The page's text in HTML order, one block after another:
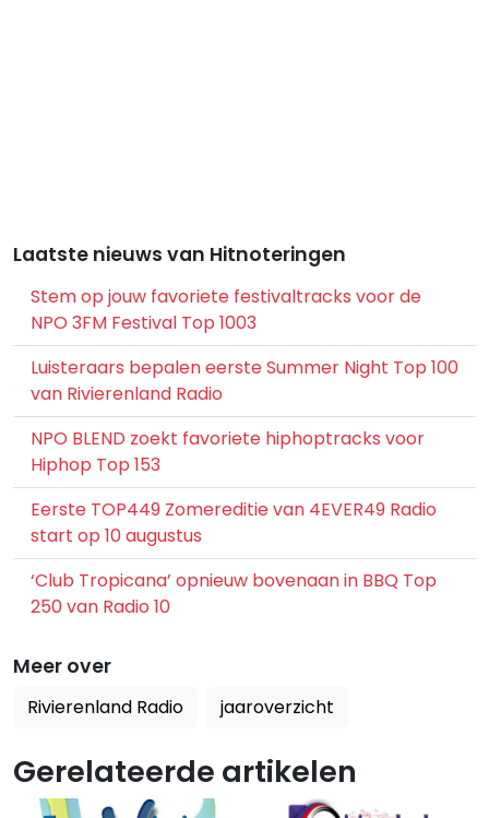
Laatste nieuws van Hitnoteringen
Stem op jouw favoriete festivaltracks voor de
NPO 3FM Festival Top 1003
Luisteraars bepalen eerste Summer Night Top 100
van Rivierenland Radio
NPO BLEND zoekt favoriete hiphoptracks voor
Hiphop Top 153
Eerste TOP449 Zomereditie van 4EVER49 Radio
start op 10 augustus
‘Club Tropicana’ opnieuw bovenaan in BBQ Top
250 van Radio 10
Meer over
Rivierenland Radio jaaroverzicht
Gerelateerde artikelen